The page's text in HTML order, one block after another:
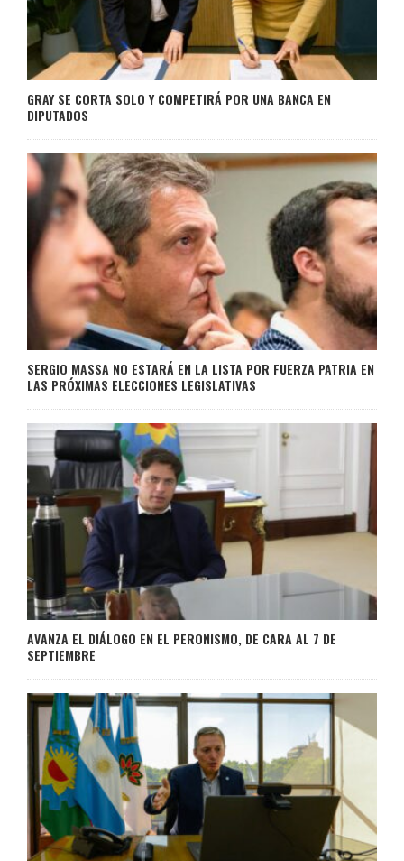
GRAY SE CORTA SOLO Y COMPETIRÁ POR UNA BANCA EN
DIPUTADOS
SERGIO MASSA NO ESTARÁ EN LA LISTA POR FUERZA PATRIA EN
LAS PRÓXIMAS ELECCIONES LEGISLATIVAS
AVANZA EL DIÁLOGO EN EL PERONISMO, DE CARA AL 7 DE
SEPTIEMBRE